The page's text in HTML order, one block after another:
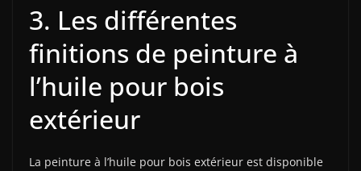
3. Les différentes
finitions de peinture à
l’huile pour bois
extérieur
La peinture à l’huile pour bois extérieur est disponible